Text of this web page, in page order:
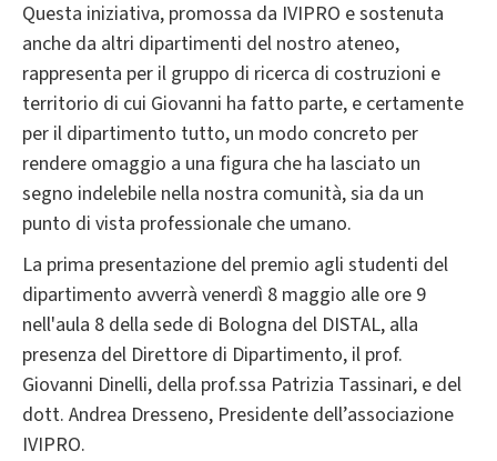
Questa iniziativa, promossa da IVIPRO e sostenuta
anche da altri dipartimenti del nostro ateneo,
rappresenta per il gruppo di ricerca di costruzioni e
territorio di cui Giovanni ha fatto parte, e certamente
per il dipartimento tutto, un modo concreto per
rendere omaggio a una figura che ha lasciato un
segno indelebile nella nostra comunità, sia da un
punto di vista professionale che umano.
La prima presentazione del premio agli studenti del
dipartimento avverrà venerdì 8 maggio alle ore 9
nell'aula 8 della sede di Bologna del DISTAL, alla
presenza del Direttore di Dipartimento, il prof.
Giovanni Dinelli, della prof.ssa Patrizia Tassinari, e del
dott. Andrea Dresseno, Presidente dell’associazione
IVIPRO.